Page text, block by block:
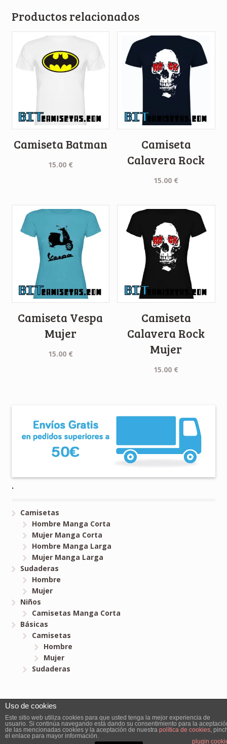
Productos relacionados
Camiseta Batman
15.00 €
Camiseta
Calavera Rock
15.00 €
Camiseta Vespa
Mujer
15.00 €
Camiseta
Calavera Rock
Mujer
15.00 €
.
Camisetas
Hombre Manga Corta
Mujer Manga Corta
Hombre Manga Larga
Mujer Manga Larga
Sudaderas
Hombre
Mujer
Niños
Camisetas Manga Corta
Básicas
Camisetas
Hombre
Mujer
Sudaderas
Bitcamisetas.com © 2026. All Rights Reserved.
Uso de cookies
Este sitio web utiliza cookies para que usted tenga la mejor experiencia de
usuario. Si continúa navegando está dando su consentimiento para la
de las mencionadas cookies y la aceptación de nuestra política de cookies,
el enlace para mayor información.
plugin